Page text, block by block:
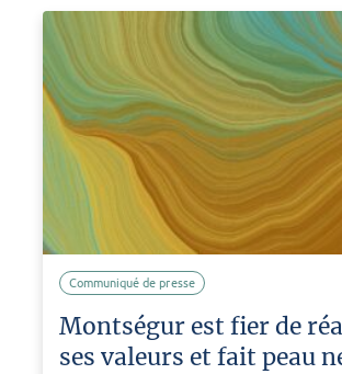
Communiqué de presse
Montségur est fier de
ses valeurs et fait peau